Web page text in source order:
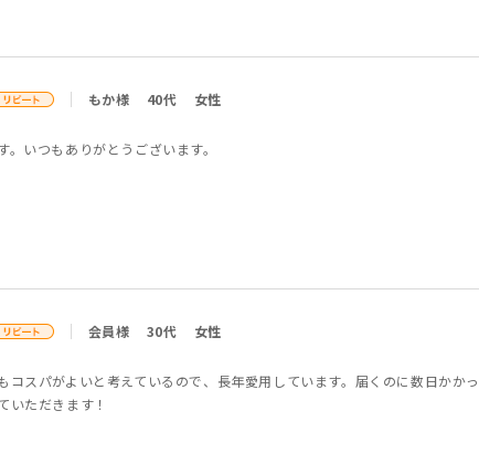
もか様 40代 女性
いつもありがとうございます。
会員様 30代 女性
コスパがよいと考えているので、長年愛用しています。届くのに数日か
いただきます！